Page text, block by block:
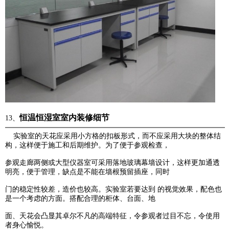
13、恒温恒湿室室内装修细节
实验室的天花应采用小方格的扣板形式，而不应采用大块的整体结
构，这样便于施工和后期维护。为了便于参观检查，
参观走廊两侧或大型仪器室可采用落地玻璃幕墙设计，这样更加通透
明亮，便于管理，缺点是不能在墙根预留插座，同时
门的稳定性较差，造价也较高。实验室若要达到 的视觉效果，配色也
是一个考虑的方面。搭配合理的柜体、台面、地
面、天花会凸显其卓尔不凡的高端特征，令参观者过目不忘，令使用
者身心愉悦。